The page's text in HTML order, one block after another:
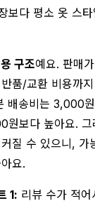
보다 평소 옷 스
구조예요. 판매
품/교환 비용까
배송비는 3,000
보다 높아요. 그
질 수 있으니, 가
요.
1: 리뷰 수가 적